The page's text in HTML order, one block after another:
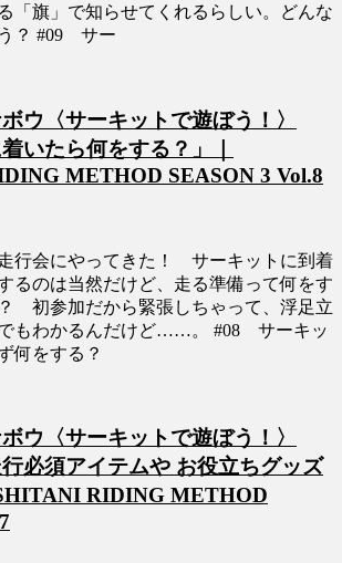
「旗」で知らせてくれるらしい。どんな
？ #09 サー
ウ〈サーキットで遊ぼう！〉
いたら何をする？」｜
METHOD SEASON 3 Vol.8
行会にやってきた！ サーキットに到着
るのは当然だけど、走る準備って何をす
初参加だから緊張しちゃって、浮足立
もわかるんだけど……。 #08 サーキッ
何をする？
ウ〈サーキットで遊ぼう！〉
行必須アイテムや お役立ちグッズ
RIDING METHOD